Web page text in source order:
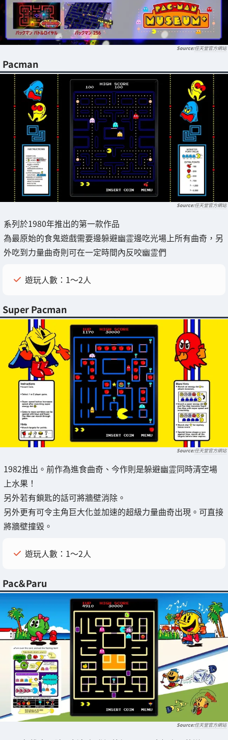
任天堂官方網站
Pacman
任天堂官方網站
系列於1980年推出的第一款作品
為最原始的食鬼遊戲需要邊躲避幽霊邊吃光場上所有曲奇，另
外吃到力量曲奇則可在一定時間內反咬幽霊們
遊玩人數：1～2人
Super Pacman
任天堂官方網站
1982推出。前作為進食曲奇、今作則是躲避幽霊同時清空場
上水果！
另外若有鎖匙的話可將牆壁消除。
另外更有可令主角巨大化並加速的超級力量曲奇出現。可直接
將牆壁撞毀。
遊玩人數：1～2人
Pac＆Paru
任天堂官方網站